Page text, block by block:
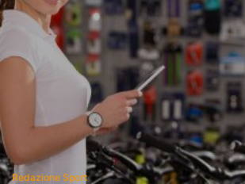
Redazione Sport